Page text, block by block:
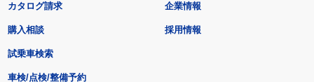
カタログ請求
購入相談
試乗車検索
車検/点検/整備予約
企業情報
採用情報